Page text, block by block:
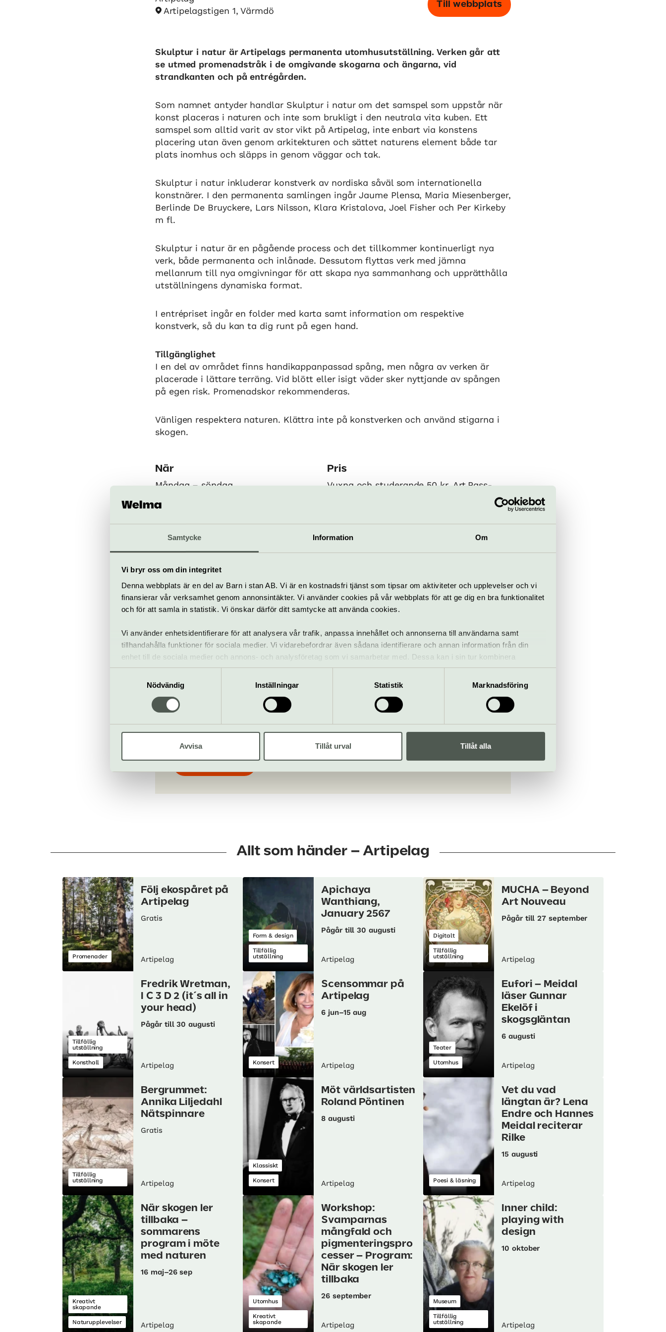
Samtycke Information Om
Vi bryr oss om din integritet
Denna webbplats är en del av Barn i stan AB. Vi är en kostnadsfri tjänst som tipsar om aktiviteter och upplevelser och vi
finansierar vår verksamhet genom annonsintäkter. Vi använder cookies på vår webbplats för att ge dig en bra funktionalitet
och för att samla in statistik. Vi önskar därför ditt samtycke att använda cookies.
Vi använder enhetsidentifierare för att analysera vår trafik, anpassa innehållet och annonserna till användarna samt
tillhandahålla funktioner för sociala medier. Vi vidarebefordrar även sådana identifierare och annan information från din
enhet till de sociala medier och annons- och analysföretag som vi samarbetar med. Dessa kan i sin tur kombinera
informationen med annan information som du har tillhandahållit eller som de har samlat in när du har använt deras tjänster.
Nödvändig
Inställningar Statistik Marknadsföring
Avvisa Tillåt urval Tillåt alla
Artipelagstigen 1, Värmdö
Till webbplats
Skulptur i natur är Artipelags permanenta utomhusutställning. Verken går att
se utmed promenadstråk i de omgivande skogarna och ängarna, vid
strandkanten och på entrégården.
Som namnet antyder handlar Skulptur i natur om det samspel som uppstår när
konst placeras i naturen och inte som brukligt i den neutrala vita kuben. Ett
samspel som alltid varit av stor vikt på Artipelag, inte enbart via konstens
placering utan även genom arkitekturen och sättet naturens element både tar
plats inomhus och släpps in genom väggar och tak.
Skulptur i natur inkluderar konstverk av nordiska såväl som internationella
konstnärer. I den permanenta samlingen ingår Jaume Plensa, Maria Miesenberger,
Berlinde De Bruyckere, Lars Nilsson, Klara Kristalova, Joel Fisher och Per Kirkeby
m fl.
Skulptur i natur är en pågående process och det tillkommer kontinuerligt nya
verk, både permanenta och inlånade. Dessutom flyttas verk med jämna
mellanrum till nya omgivningar för att skapa nya sammanhang och upprätthålla
utställningens dynamiska format.
I entrépriset ingår en folder med karta samt information om respektive
konstverk, så du kan ta dig runt på egen hand.
Tillgänglighet
I en del av området finns handikappanpassad spång, men några av verken är
placerade i lättare terräng. Vid blött eller isigt väder sker nyttjande av spången
på egen risk. Promenadskor rekommenderas.
Vänligen respektera naturen. Klättra inte på konstverken och använd stigarna i
skogen.
När
Måndag – söndag
Pris
Vuxna och studerande 50 kr, Art.Pass-
innehavare gratis, unga (0-17 år) gratis.
Bra att veta
Kafé
Hiss och ramper
Restaurang
Direktbuss: Avgångar från Kungsbron
13, se hemsida för mer info
Lokaltrafik: Dagliga turer med SL.
skyltning mot Hålludden/Artipelag.
Båt: (endast sommartid): Strömma
Kanalbolaget trafik från Nybrokajen.
avgiftsfri gästhamn.
Artipelag
artipelag.se
08-570 130 00
Allt som händer – Artipelag
Promenader
Följ ekospåret på
Artipelag
Gratis
Artipelag
Form & design
Tillfällig
utställning
Apichaya
Wanthiang,
January 2567
Pågår till 30 augusti
Artipelag
Digitalt
Tillfällig
utställning
MUCHA – Beyond
Art Nouveau
Pågår till 27 september
Artipelag
Tillfällig
utställning
Konsthall
Fredrik Wretman,
I C 3 D 2 (it´s all in
your head)
Pågår till 30 augusti
Artipelag Konsert
Scensommar på
Artipelag
6 jun–15 aug
Artipelag
Teater
Utomhus
Eufori – Meidal
läser Gunnar
Ekelöf i
skogsgläntan
6 augusti
Artipelag
Tillfällig
utställning
Bergrummet:
Annika Liljedahl
Nätspinnare
Gratis
Artipelag
Klassiskt
Konsert
Möt världsartisten
Roland Pöntinen
8 augusti
Artipelag Poesi & läsning
Vet du vad
längtan är? Lena
Endre och Hannes
Meidal reciterar
Rilke
15 augusti
Artipelag
Kreativt
skapande
Naturupplevelser
När skogen ler
tillbaka –
sommarens
program i möte
med naturen
16 maj–26 sep
Artipelag
Utomhus
Kreativt
skapande
Workshop:
Svamparnas
mångfald och
pigmenteringspro
cesser – Program:
När skogen ler
tillbaka
26 september
Artipelag
Museum
Tillfällig
utställning
Inner child:
playing with
design
10 oktober
Artipelag